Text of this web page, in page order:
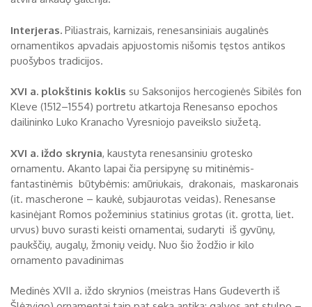
Interjeras. Piliastrais, karnizais, renesansiniais augalinės
ornamentikos apvadais apjuostomis nišomis tęstos antikos
puošybos tradicijos.
XVI a. plokštinis koklis su Saksonijos hercogienės Sibilės fon
Kleve (1512–1554) portretu atkartoja Renesanso epochos
dailininko Luko Kranacho Vyresniojo paveikslo siužetą.
XVI a. iždo skrynia, kaustyta renesansiniu grotesko
ornamentu. Akanto lapai čia persipynę su mitinėmis-
fantastinėmis būtybėmis: amūriukais, drakonais, maskaronais
(it. mascherone – kaukė, subjaurotas veidas). Renesanse
kasinėjant Romos požeminius statinius grotas (it. grotta, liet.
urvus) buvo surasti keisti ornamentai, sudaryti iš gyvūnų,
paukščių, augalų, žmonių veidų. Nuo šio žodžio ir kilo
ornamento pavadinimas
Medinės XVII a. iždo skrynios (meistras Hans Gudeverth iš